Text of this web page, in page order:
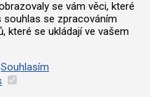
se vám věci, které
souhlas se zpracováním
které se ukládají ve vašem
Souhlasím